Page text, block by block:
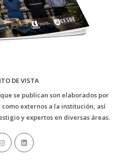
DE VISTA
se publican son elaborados por
externos a la institución, así
y expertos en diversas áreas.